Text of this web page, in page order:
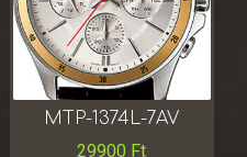
MTP-1374L-7AV
29900 Ft